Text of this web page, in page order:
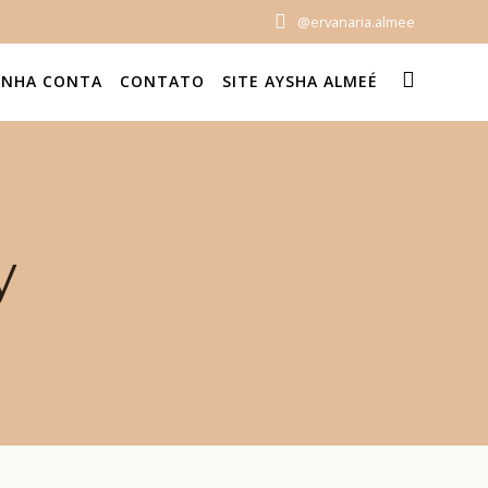
@ervanaria.almee
CONTA CONTATO SITE AYSHA ALMEÉ